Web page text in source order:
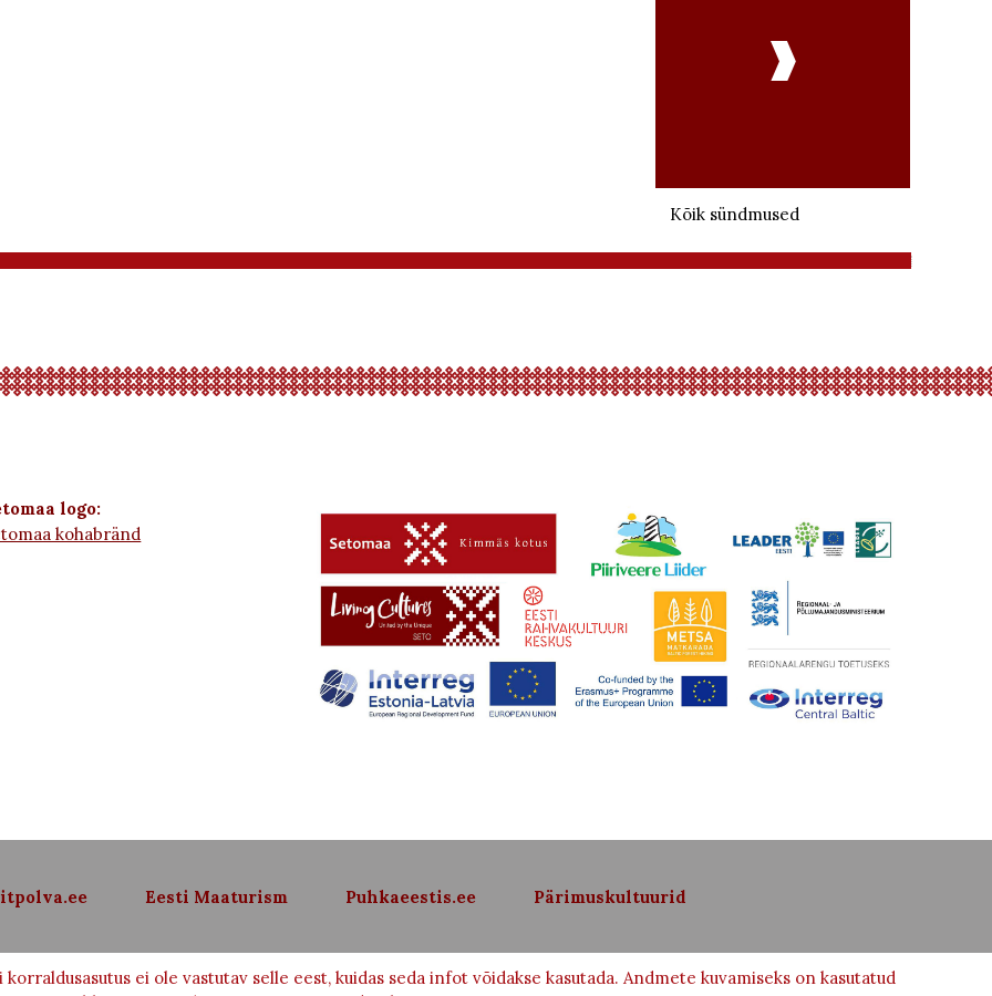

Kõik sündmused
logo:
kohabränd
Eesti Maaturism Puhkaeestis.ee Pärimuskultuurid
ei ole vastutav selle eest, kuidas seda infot võidakse kasutada. Andmete kuvamiseks on kasutatud